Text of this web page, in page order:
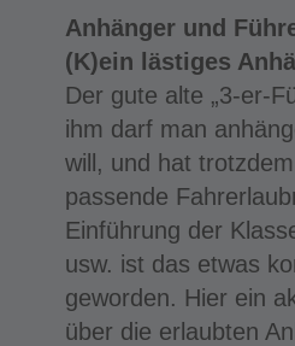
Anhänger und
(K)ein lästiges
Der gute alte „3-er-
ihm darf man
will, und hat
passende
Einführung der
usw. ist das etwas
geworden. Hier ein
über die erlaubten